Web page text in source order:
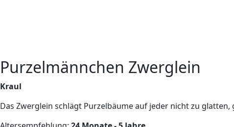
Purzelmännchen Zwerglein
Kraul
Das Zwerglein schlägt Purzelbäume auf jeder nicht zu glatten,